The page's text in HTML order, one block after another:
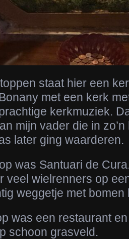
staat hier een
met een kerk
kerkmuziek.
mijn vader die in
later ging waarderen.
was Santuari de
veel wielrenners op
weggetje met
was een restaurant
schoon grasveld.